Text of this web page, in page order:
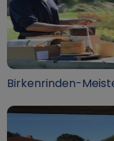
Birkenrinden-